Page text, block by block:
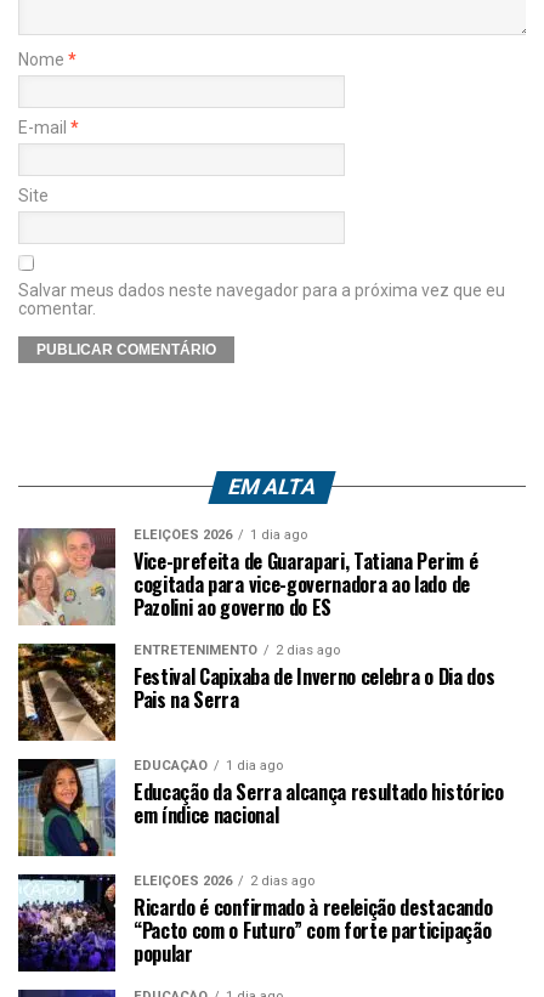
Nome *
E-mail *
Site
Salvar meus dados neste navegador para a próxima vez que eu
comentar.
EM ALTA
ELEIÇÕES 2026 1 dia ago
Vice-prefeita de Guarapari, Tatiana Perim é
cogitada para vice-governadora ao lado de
Pazolini ao governo do ES
ENTRETENIMENTO 2 dias ago
Festival Capixaba de Inverno celebra o Dia dos
Pais na Serra
EDUCAÇÃO 1 dia ago
Educação da Serra alcança resultado histórico
em índice nacional
ELEIÇÕES 2026 2 dias ago
Ricardo é confirmado à reeleição destacando
“Pacto com o Futuro” com forte participação
popular